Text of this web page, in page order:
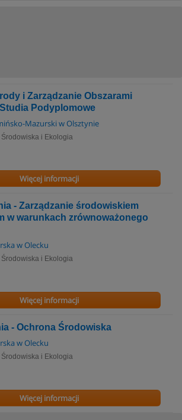
i Zarządzanie Obszarami
Podyplomowe
Mazurski w Olsztynie
i Ekologia
Więcej informacji
- Zarządzanie środowiskiem
w warunkach zrównoważonego
w Olecku
i Ekologia
Więcej informacji
- Ochrona Środowiska
w Olecku
i Ekologia
Więcej informacji